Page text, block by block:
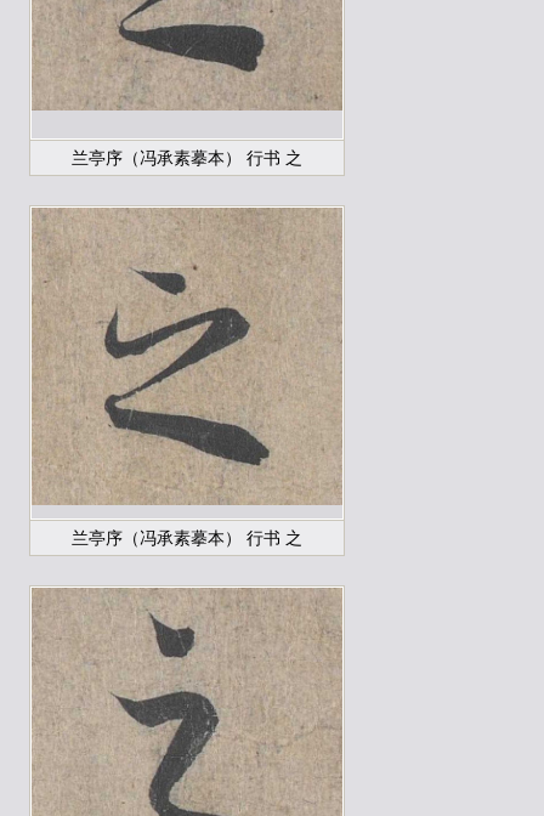
兰亭序（冯承素摹本） 行书 之
兰亭序（冯承素摹本） 行书 之